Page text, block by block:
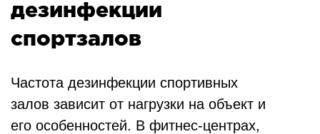
дезинфекции
спортзалов
Частота дезинфекции спортивных
залов зависит от нагрузки на объект и
его особенностей. В фитнес-центрах,